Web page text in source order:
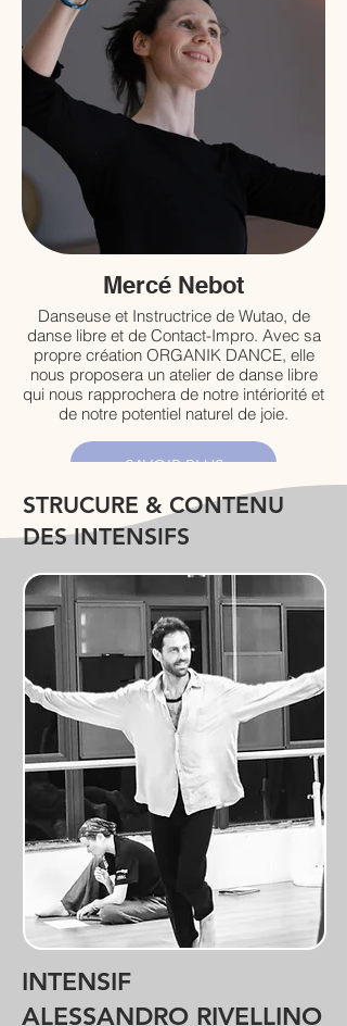
SAVOIR PLUS
Mercé Nebot
Danseuse et Instructrice de Wutao, de
danse libre et de Contact-Impro. Avec sa
propre création ORGANIK DANCE, elle
nous proposera un atelier de danse libre
qui nous rapprochera de notre intériorité et
de notre potentiel naturel de joie.
SAVOIR PLUS
STRUCURE & CONTENU
DES INTENSIFS
INTENSIF
ALESSANDRO RIVELLINO